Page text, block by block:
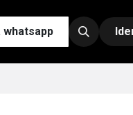
Contáctenos
whatsapp